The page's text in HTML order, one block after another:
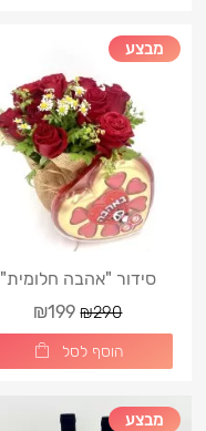
מבצע
סידור "אהבה חלומית"
₪290
₪199
הוסף לסל
מבצע